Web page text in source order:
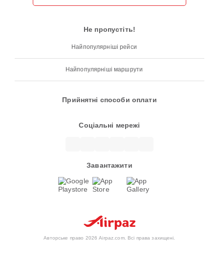
Не пропустіть!
Найпопулярніші рейси
Найпопулярніші маршрути
Прийнятні способи оплати
Соціальні мережі
Завантажити
Авторське право 2026 Airpaz.com. Всі права захищені.